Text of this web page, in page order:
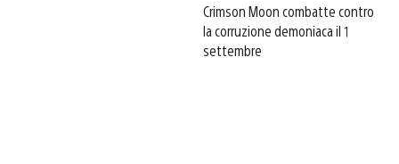
Crimson Moon combatte contro
la corruzione demoniaca il 1
settembre